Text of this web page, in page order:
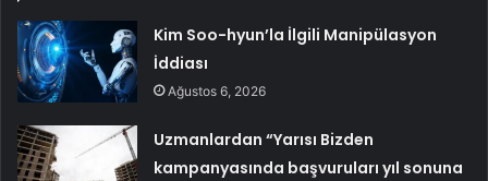
Kim Soo-hyun’la İlgili Manipülasyon
İddiası
Ağustos 6, 2026
Uzmanlardan “Yarısı Bizden
kampanyasında başvuruları yıl sonuna